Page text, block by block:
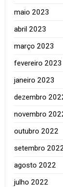
maio 2023
abril 2023
março 2023
fevereiro 2023
janeiro 2023
dezembro
novembro
outubro 2022
setembro
agosto 2022
julho 2022